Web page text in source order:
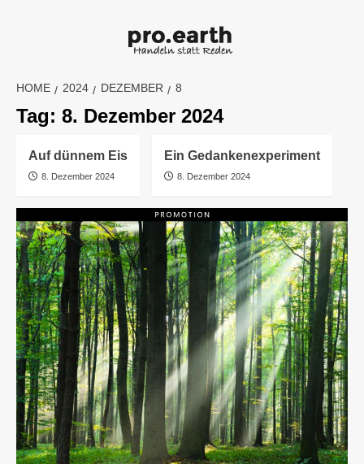
HOME 2024 DEZEMBER 8
Tag: 8. Dezember 2024
Auf dünnem Eis
8. Dezember 2024
Ein Gedankenexperiment
8. Dezember 2024